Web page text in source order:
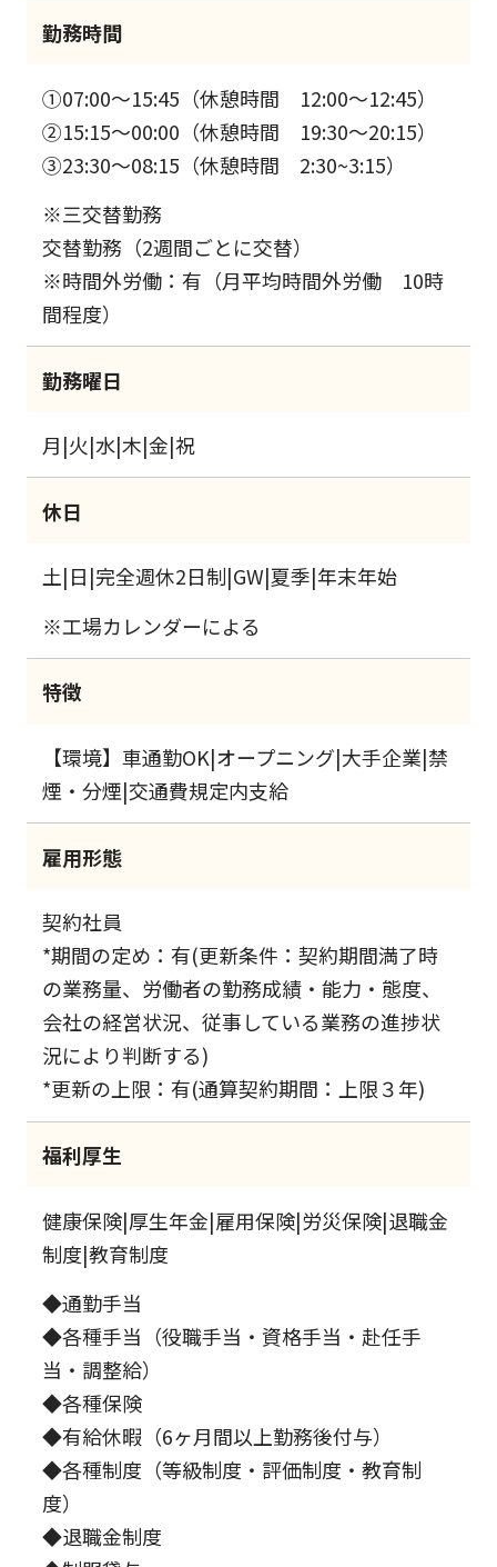
勤務時間
①07:00～15:45（休憩時間 12:00～12:45）
②15:15～00:00（休憩時間 19:30～20:15）
③23:30～08:15（休憩時間 2:30~3:15）
※三交替勤務
交替勤務（2週間ごとに交替）
※時間外労働：有（月平均時間外労働 10時
間程度）
勤務曜日
月|火|水|木|金|祝
休日
土|日|完全週休2日制|GW|夏季|年末年始
※工場カレンダーによる
特徴
【環境】車通勤OK|オープニング|大手企業|禁
煙・分煙|交通費規定内支給
雇用形態
契約社員
*期間の定め：有(更新条件：契約期間満了時
の業務量、労働者の勤務成績・能力・態度、
会社の経営状況、従事している業務の進捗状
況により判断する)
*更新の上限：有(通算契約期間：上限３年)
福利厚生
健康保険|厚生年金|雇用保険|労災保険|退職金
制度|教育制度
◆通勤手当
◆各種手当（役職手当・資格手当・赴任手
当・調整給）
◆各種保険
◆有給休暇（6ヶ月間以上勤務後付与）
◆各種制度（等級制度・評価制度・教育制
度）
◆退職金制度